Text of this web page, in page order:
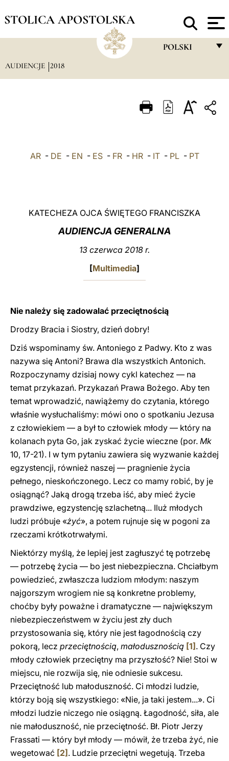
STOLICA APOSTOLSKA
POLSKI
ITALIANO
中文
AUDIENCJE 2018
AR- DE - EN - ES- FR- HR- IT- PL- PT
KATECHEZA OJCA ŚWIĘTEGO FRANCISZKA
AUDIENCJA GENERALNA
13 czerwca 2018 r.
[Multimedia]
Nie należy się zadowalać przeciętnością
Drodzy Bracia i Siostry, dzień dobry!
Dziś wspominamy św. Antoniego z Padwy. Kto z was
nazywa się Antoni? Brawa dla wszystkich Antonich.
Rozpoczynamy dzisiaj nowy cykl katechez — na
temat przykazań. Przykazań Prawa Bożego. Aby ten
temat wprowadzić, nawiążemy do czytania, którego
właśnie wysłuchaliśmy: mówi ono o spotkaniu Jezusa
z człowiekiem — a był to człowiek młody — który na
kolanach pyta Go, jak zyskać życie wieczne (por. Mk
10, 17-21). I w tym pytaniu zawiera się wyzwanie każdej
egzystencji, również naszej — pragnienie życia
pełnego, nieskończonego. Lecz co mamy robić, by je
osiągnąć? Jaką drogą trzeba iść, aby mieć życie
prawdziwe, egzystencję szlachetną... Iluż młodych
ludzi próbuje «żyć», a potem rujnuje się w pogoni za
rzeczami krótkotrwałymi.
Niektórzy myślą, że lepiej jest zagłuszyć tę potrzebę
— potrzebę życia — bo jest niebezpieczna. Chciałbym
powiedzieć, zwłaszcza ludziom młodym: naszym
najgorszym wrogiem nie są konkretne problemy,
choćby były poważne i dramatyczne — największym
niebezpieczeństwem w życiu jest zły duch
przystosowania się, który nie jest łagodnością czy
pokorą, lecz przeciętnością, małodusznością [1] . Czy
młody człowiek przeciętny ma przyszłość? Nie! Stoi w
miejscu, nie rozwija się, nie odniesie sukcesu.
Przeciętność lub małoduszność. Ci młodzi ludzie,
którzy boją się wszystkiego: «Nie, ja taki jestem...». Ci
młodzi ludzie niczego nie osiągną. Łagodność, siła, ale
nie małoduszność, nie przeciętność. Bł. Piotr Jerzy
Frassati — który był młody — mówił, że trzeba żyć, nie
wegetować [2] . Ludzie przeciętni wegetują. Trzeba